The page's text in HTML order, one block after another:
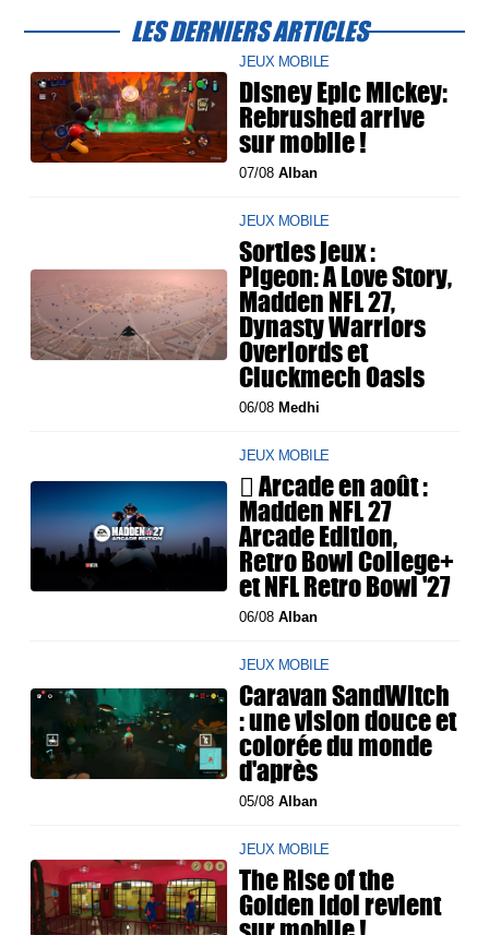
LES DERNIERS ARTICLES
JEUX MOBILE
Disney Epic Mickey:
Rebrushed arrive
sur mobile !
07/08Alban
JEUX MOBILE
Sorties jeux :
Pigeon: A Love Story,
Madden NFL 27,
Dynasty Warriors
Overlords et
Cluckmech Oasis
06/08 Medhi
JEUX MOBILE
 Arcade en août :
Madden NFL 27
Arcade Edition,
Retro Bowl College+
et NFL Retro Bowl '27
06/08Alban
JEUX MOBILE
Caravan SandWitch
: une vision douce et
colorée du monde
d'après
05/08Alban
JEUX MOBILE
The Rise of the
Golden Idol revient